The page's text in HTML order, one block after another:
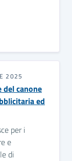
2025
del canone
ed
per i
e
di